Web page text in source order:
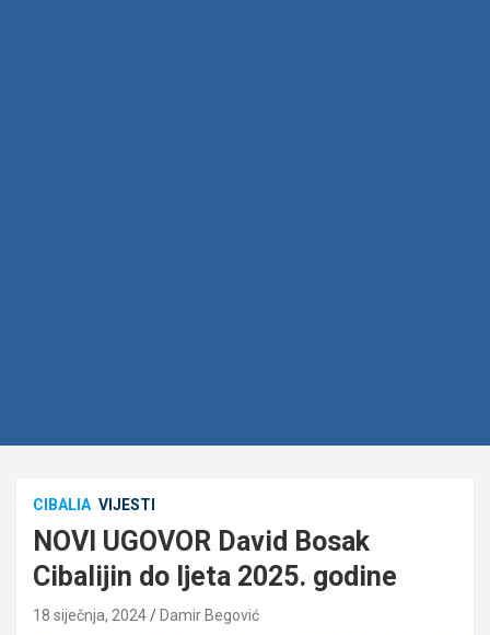
CIBALIA VIJESTI
NOVI UGOVOR David Bosak
Cibalijin do ljeta 2025. godine
18 siječnja, 2024 Damir Begović